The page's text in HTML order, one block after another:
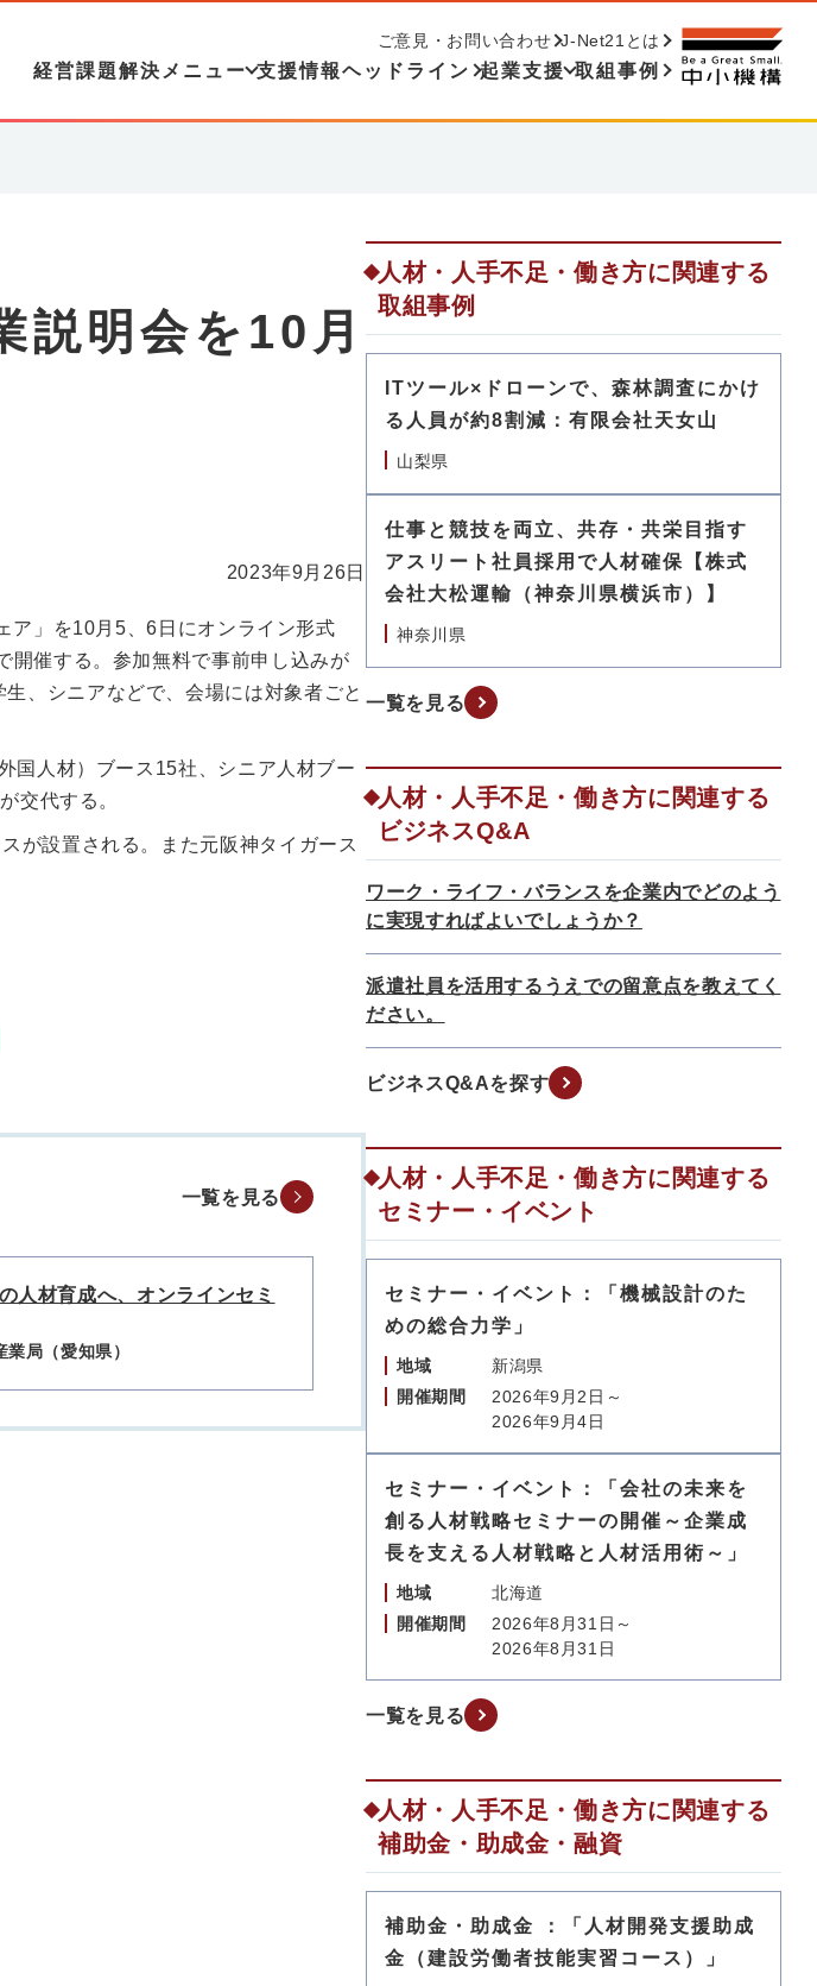
経営課題解決メニュー 支援情報ヘッドライン 起業支援 取組事例
ご意見・お問い合わせ J-Net21とは
説明会を10月
2023年9月26日
ア」を10月5、6日にオンライン形式
開催する。参加無料で事前申し込みが
、シニアなどで、会場には対象者ごと
国人材）ブース15社、シニア人材ブー
交代する。
が設置される。また元阪神タイガース
一覧を見る
人材育成へ、オンラインセミ
局（愛知県）
人材・人手不足・働き方に関連する
取組事例
ITツール×ドローンで、森林調査にかけ
る人員が約8割減：有限会社天女山
山梨県
仕事と競技を両立、共存・共栄目指す
アスリート社員採用で人材確保【株式
会社大松運輸（神奈川県横浜市）】
神奈川県
一覧を見る
人材・人手不足・働き方に関連する
ビジネスQ&A
ワーク・ライフ・バランスを企業内でどのよう
に実現すればよいでしょうか？
派遣社員を活用するうえでの留意点を教えてく
ださい。
ビジネスQ&Aを探す
人材・人手不足・働き方に関連する
セミナー・イベント
セミナー・イベント：「機械設計のた
めの総合力学」
地域
新潟県
開催期間
2026年9月2日～
2026年9月4日
セミナー・イベント：「会社の未来を
創る人材戦略セミナーの開催～企業成
長を支える人材戦略と人材活用術～」
地域
北海道
開催期間
2026年8月31日～
2026年8月31日
一覧を見る
人材・人手不足・働き方に関連する
補助金・助成金・融資
補助金・助成金 ：「人材開発支援助成
金（建設労働者技能実習コース）」